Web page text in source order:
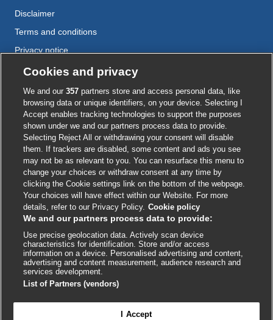
Disclaimer
Terms and conditions
Privacy notice
Cookie policy
Accessibility
External
link
opens
in
a
new
window
External
link
opens
in
a
new
window
External
link
opens
in
a
new
window
External
link
opens
in
a
new
window
External
link
opens
in
a
new
window
© BMJ Publishing Group 2026
ISSN 2515-9615
Cookies and privacy
We and our357 partners store and access personal data, like
browsing data or unique identifiers, on your device. Selecting I
Accept enables tracking technologies to support the purposes
shown under we and our partners process data to provide.
Selecting Reject All or withdrawing your consent will disable
them. If trackers are disabled, some content and ads you see
may not be as relevant to you. You can resurface this menu to
change your choices or withdraw consent at any time by
clicking the Cookie settings link on the bottom of the webpage.
Your choices will have effect within our Website. For more
details, refer to our Privacy Policy. Cookie policy
We and our partners process data to provide:
Use precise geolocation data. Actively scan device
characteristics for identification. Store and/or access
information on a device. Personalised advertising and content,
advertising and content measurement, audience research and
services development.
List of Partners (vendors)
I Accept